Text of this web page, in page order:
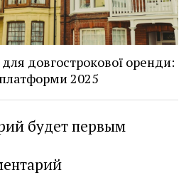
довгострокової оренди:
2025
будет первым